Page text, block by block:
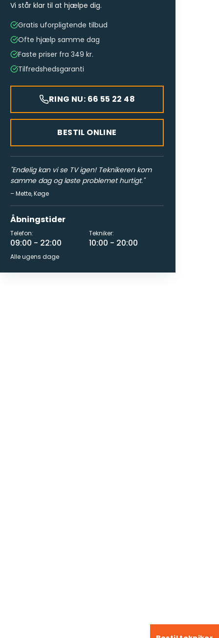
Vi står klar til at hjælpe dig.
Gratis uforpligtende tilbud
Ofte hjælp samme dag
Faste priser fra 349 kr.
Tilfredshedsgaranti
RING NU: 66 55 22 48
BESTIL ONLINE
"Endelig kan vi se TV igen! Teknikeren kom
samme dag og løste problemet hurtigt."
–Mette,Køge
Åbningstider
Telefon:
09:00 - 22:00
Tekniker:
10:00 - 20:00
Alle ugens dage